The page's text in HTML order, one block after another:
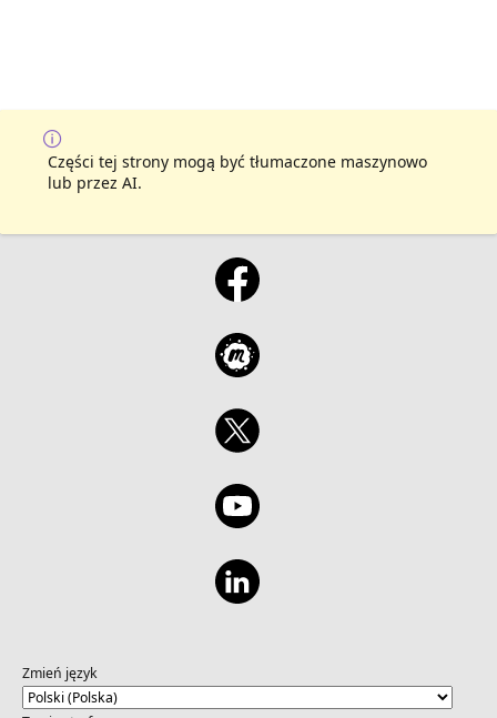
Części tej strony mogą być tłumaczone maszynowo
lub przez AI.
Zmień język